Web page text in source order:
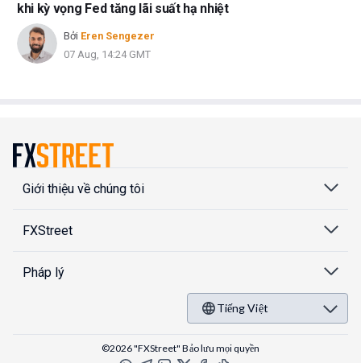
khi kỳ vọng Fed tăng lãi suất hạ nhiệt
Bởi Eren Sengezer
07 Aug, 14:24 GMT
Giới thiệu về chúng tôi
FXStreet
Pháp lý
Tiếng Việt
©2026 "FXStreet" Bảo lưu mọi quyền